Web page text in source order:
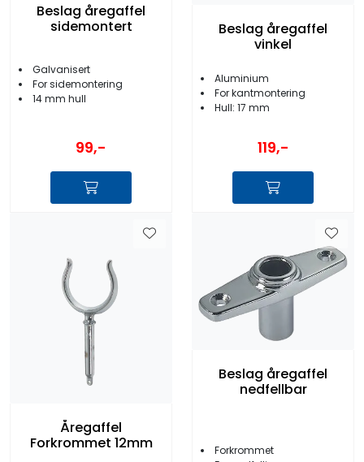
Beslag åregaffel
sidemontert
Galvanisert
For sidemontering
14 mm hull
99,-
Beslag åregaffel
vinkel
Aluminium
For kantmontering
Hull: 17 mm
119,-
Åregaffel
Forkrommet 12mm
Beslag åregaffel
nedfellbar
Forkrommet